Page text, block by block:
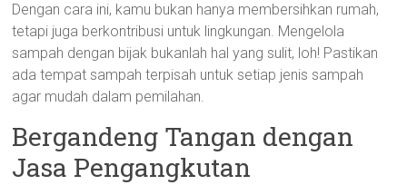
Dengan cara ini, kamu bukan hanya membersihkan rumah,
tetapi juga berkontribusi untuk lingkungan. Mengelola
sampah dengan bijak bukanlah hal yang sulit, loh! Pastikan
ada tempat sampah terpisah untuk setiap jenis sampah
agar mudah dalam pemilahan.
Bergandeng Tangan dengan
Jasa Pengangkutan